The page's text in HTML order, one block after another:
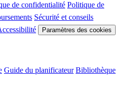
de confidentialité Politique de
Sécurité et conseils
Paramètres des cookies
Guide du planificateur Bibliothèque